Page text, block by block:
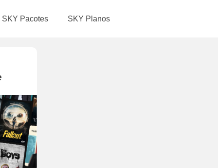
SKY Pacotes SKY Planos